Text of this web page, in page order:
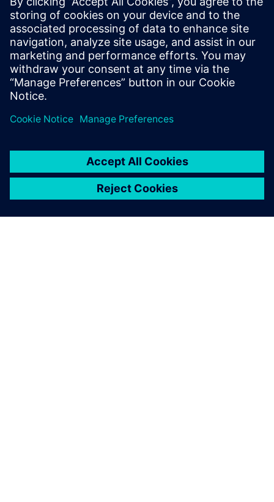
Više informacija
Preduvjeti
Dostupni su CAD ili BIM data